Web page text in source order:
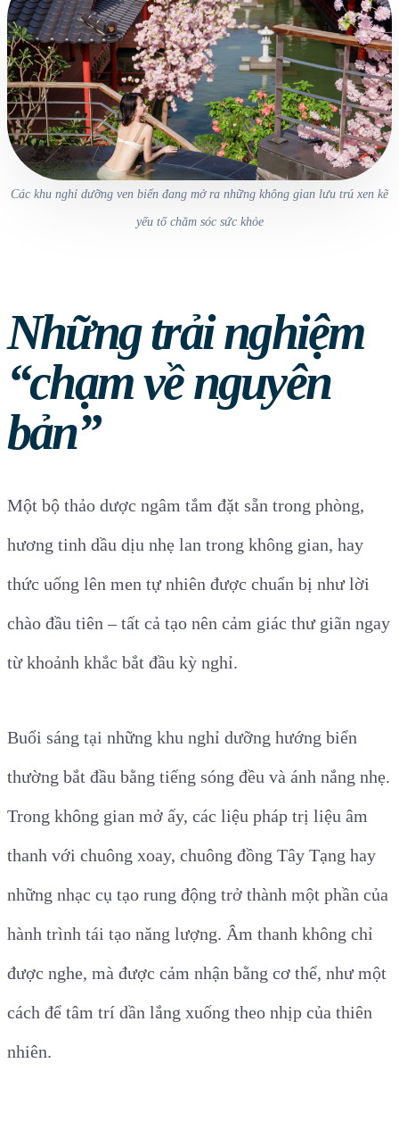
Các khu nghỉ dưỡng ven biển đang mở ra những không gian lưu trú xen kẽ
yếu tố chăm sóc sức khỏe
Những trải nghiệm
“chạm về nguyên
bản”
Một bộ thảo dược ngâm tắm đặt sẵn trong phòng,
hương tinh dầu dịu nhẹ lan trong không gian, hay
thức uống lên men tự nhiên được chuẩn bị như lời
chào đầu tiên – tất cả tạo nên cảm giác thư giãn ngay
từ khoảnh khắc bắt đầu kỳ nghỉ.
Buổi sáng tại những khu nghỉ dưỡng hướng biển
thường bắt đầu bằng tiếng sóng đều và ánh nắng nhẹ.
Trong không gian mở ấy, các liệu pháp trị liệu âm
thanh với chuông xoay, chuông đồng Tây Tạng hay
những nhạc cụ tạo rung động trở thành một phần của
hành trình tái tạo năng lượng. Âm thanh không chỉ
được nghe, mà được cảm nhận bằng cơ thể, như một
cách để tâm trí dần lắng xuống theo nhịp của thiên
nhiên.